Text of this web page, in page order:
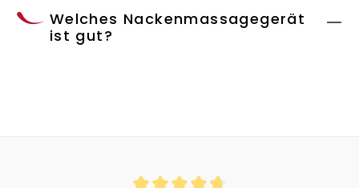
Welches Nackenmassagegerät
ist gut?